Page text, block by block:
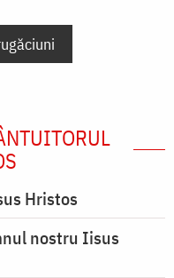
Hristos
nostru Iisus